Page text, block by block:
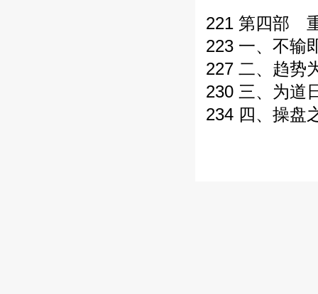
221 第四部
223 一、不
227 二、趋势
230 三、为道
234 四、操盘